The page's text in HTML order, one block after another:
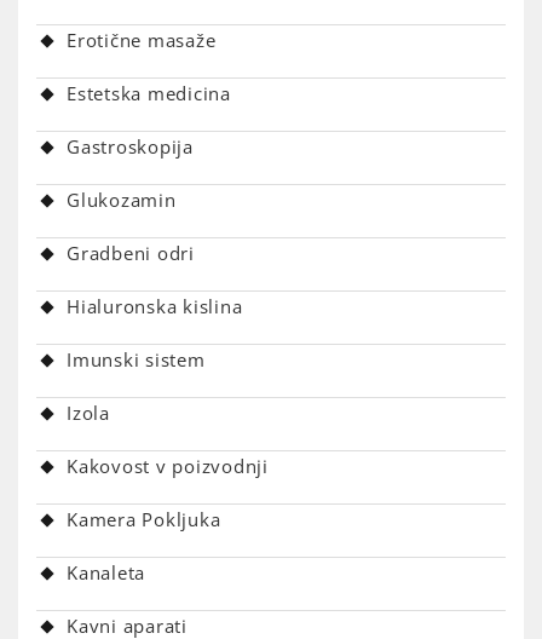
Erotične masaže
Estetska medicina
Gastroskopija
Glukozamin
Gradbeni odri
Hialuronska kislina
Imunski sistem
Izola
Kakovost v poizvodnji
Kamera Pokljuka
Kanaleta
Kavni aparati